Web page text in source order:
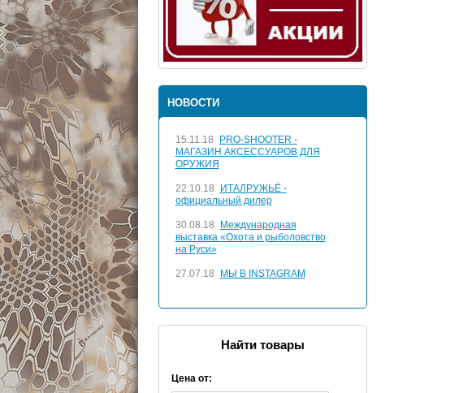
НОВОСТИ
15.11.18
PRO-SHOOTER -
МАГАЗИН АКСЕССУАРОВ ДЛЯ
ОРУЖИЯ
22.10.18
ИТАЛРУЖЬЁ -
официальный дилер
30.08.18
Международная
выставка «Охота и рыболовство
на Руси»
27.07.18 МЫ В INSTAGRAM
Найти товары
Цена от: